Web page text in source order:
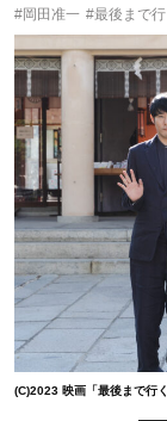
#岡田准一 #最後まで行
(C)2023 映画「最後まで行